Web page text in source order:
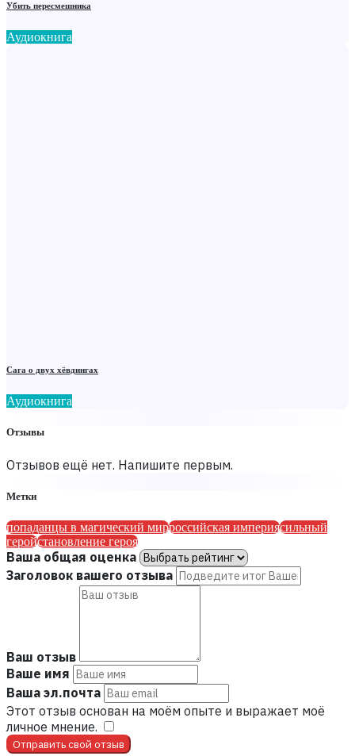
Убить пересмешника
Аудиокнига
Сага о двух хёвдингах
Аудиокнига
Отзывы
Отзывов ещё нет. Напишите первым.
Метки
попаданцы в магический мирроссийская империясильный
геройстановление героя
Ваша общая оценка
Заголовок вашего отзыва
Ваш отзыв
Ваше имя
Ваша эл.почта
Этот отзыв основан на моём опыте и выражает моё
личное мнение.
Отправить свой отзыв